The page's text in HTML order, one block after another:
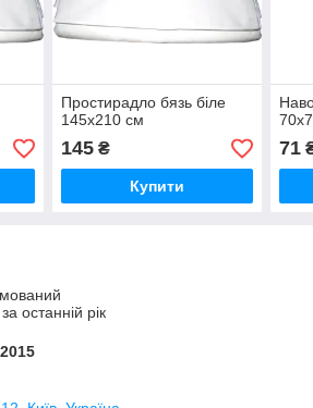
Простирадло бязь біле
145х210 см
145₴
Купити
71
останній рік